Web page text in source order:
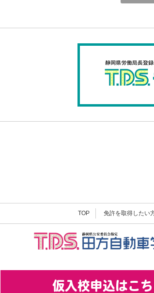
TOP 免許を取得したい
仮入校申込はこ